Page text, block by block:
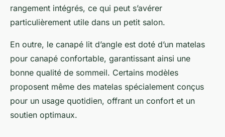
rangement intégrés, ce qui peut s’avérer
particulièrement utile dans un petit salon.
En outre, le canapé lit d’angle est doté d’un matelas
pour canapé confortable, garantissant ainsi une
bonne qualité de sommeil. Certains modèles
proposent même des matelas spécialement conçus
pour un usage quotidien, offrant un confort et un
soutien optimaux.